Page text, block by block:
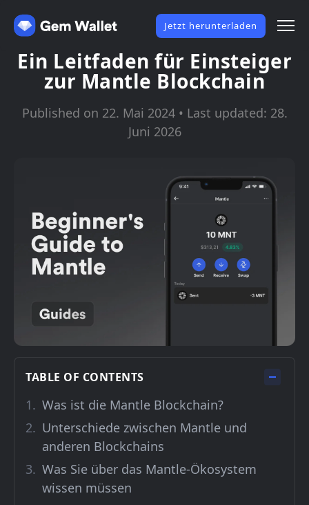
Jetzt herunterladen
Ein Leitfaden für Einsteiger
zur Mantle Blockchain
Published on 22. Mai 2024 • Last updated: 28.
Juni 2026
TABLE OF CONTENTS
Was ist die Mantle Blockchain?
Unterschiede zwischen Mantle und
anderen Blockchains
Was Sie über das Mantle-Ökosystem
wissen müssen